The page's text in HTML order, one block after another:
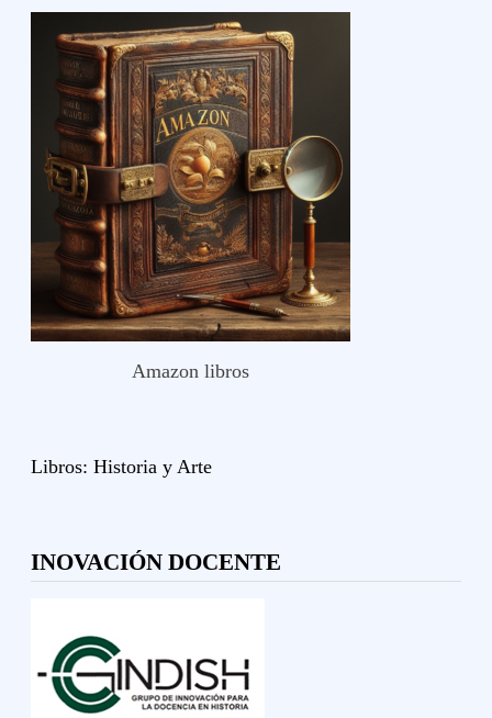
Amazon libros
Libros: Historia y Arte
INOVACIÓN DOCENTE